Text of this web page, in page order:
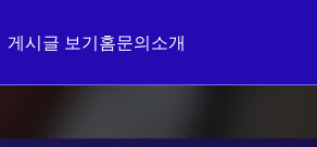
게시글 보기홈문의소개